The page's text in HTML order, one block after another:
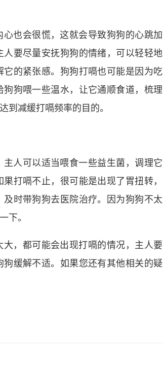
也会很慌，这就会导致狗狗的心跳加
要尽量安抚狗狗的情绪，可以轻轻地
的紧张感。狗狗打嗝也可能是因为吃
狗喂一些温水，让它通顺食道，梳理
到减缓打嗝频率的目的。
人可以适当喂食一些益生菌，调理它
打嗝不止，很可能是出现了胃扭转，
时带狗狗去医院治疗。因为狗狗不太
下。
，都可能会出现打嗝的情况，主人要
缓解不适。如果您还有其他相关的疑